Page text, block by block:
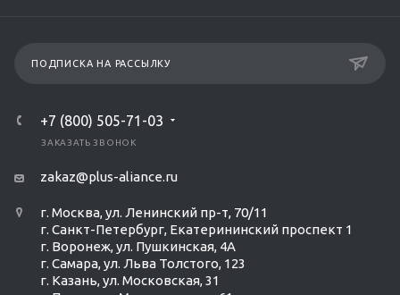
ПОДПИСКА НА РАССЫЛКУ
+7 (800) 505-71-03
ЗАКАЗАТЬ ЗВОНОК
zakaz@plus-aliance.ru
г. Москва, ул. Ленинский пр-т, 70/11
г. Санкт-Петербург, Екатерининский проспект 1
г. Воронеж, ул. Пушкинская, 4А
г. Самара, ул. Льва Толстого, 123
г. Казань, ул. Московская, 31